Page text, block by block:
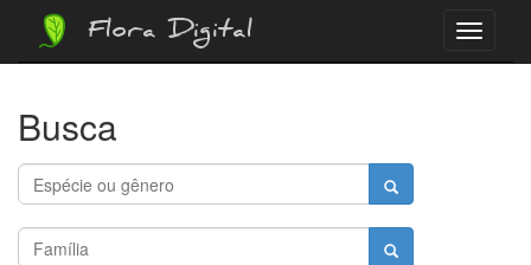
Menu
Flora Digital
Busca